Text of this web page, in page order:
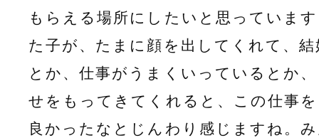
もらえる場所にしたいと思っていま
た子が、たまに顔を出してくれて、
とか、仕事がうまくいっているとか
せをもってきてくれると、この仕事
良かったなとじんわり感じますね。